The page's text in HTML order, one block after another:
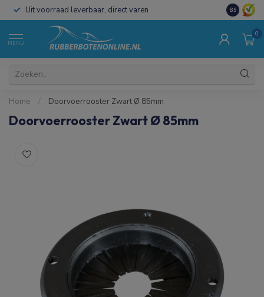
Uit voorraad leverbaar, direct varen Al 15 jaar
8.9
MENU
0
Home / Doorvoerrooster Zwart Ø 85mm
Doorvoerrooster Zwart Ø 85mm